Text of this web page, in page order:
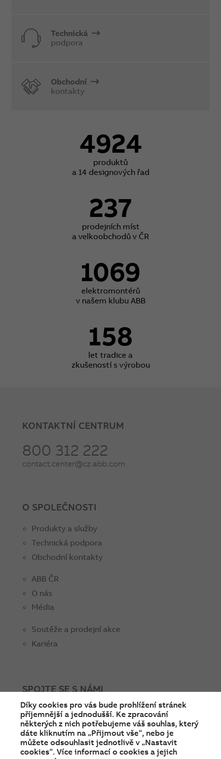
Technická
podpora
Obchodní
kontakty
4924
produktů
a 14 designových řad
237
prodejních míst
a velkoobchodů v ČR
1069
elektromontérů
v našem klubu ABB
158
let tradice a
zkušeností s výrobou
KONTAKTNÍ CENTRUM
800 312 222
contact.center@cz.abb.com
O SPOLEČNOSTI
Produkty a služby
Technická podpora
Obchodní kontakty
ABB ČR
O nás
Média
Soutěže a prodejní akce
Kariéra
SPOJTE SE S NÁMI
facebookinstagramLinkedintwitteryoutube
Díky cookies pro vás bude prohlížení stránek
příjemnější a jednodušší. Ke zpracování
některých z nich potřebujeme váš souhlas, který
dáte kliknutím na „Přijmout vše“, nebo je
můžete odsouhlasit jednotlivě v „Nastavit
cookies“. Více informací o cookies a jejich